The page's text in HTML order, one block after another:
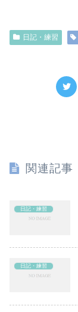
日記・練習
関連記事
日記・練習
日記・練習